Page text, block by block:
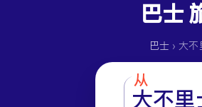
巴士
巴士 › 大不
从
大不里